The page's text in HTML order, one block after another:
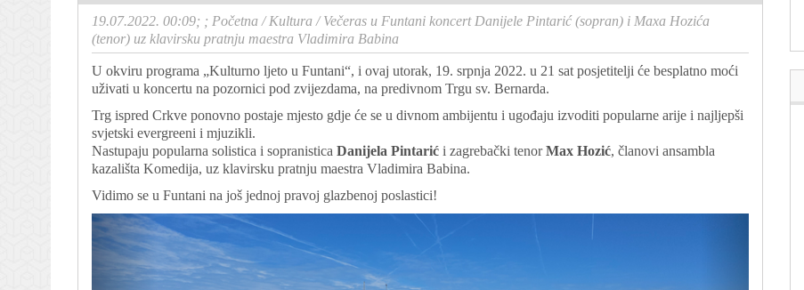
19.07.2022. 00:09; ; Početna /Kultura /Večeras u Funtani koncert Danijele Pintarić (sopran) i Maxa Hozića
(tenor) uz klavirsku pratnju maestra Vladimira Babina
U okviru programa „Kulturno ljeto u Funtani“, i ovaj utorak, 19. srpnja 2022. u 21 sat posjetitelji će besplatno moći
uživati u koncertu na pozornici pod zvijezdama, na predivnom Trgu sv. Bernarda.
Trg ispred Crkve ponovno postaje mjesto gdje će se u divnom ambijentu i ugođaju izvoditi popularne arije i najljepši
svjetski evergreeni i mjuzikli.
Nastupaju popularna solistica i sopranistica Danijela Pintarić i zagrebački tenorMax Hozić, članovi ansambla
kazališta Komedija, uz klavirsku pratnju maestra Vladimira Babina.
Vidimo se u Funtani na još jednoj pravoj glazbenoj poslastici!